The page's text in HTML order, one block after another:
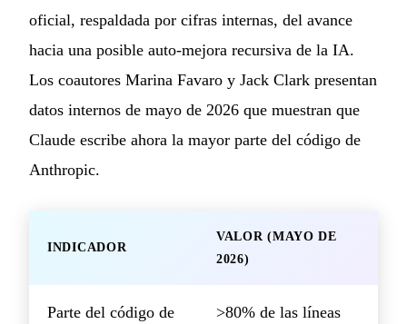
oficial, respaldada por cifras internas, del avance
hacia una posible auto-mejora recursiva de la IA.
Los coautores Marina Favaro y Jack Clark presentan
datos internos de mayo de 2026 que muestran que
Claude escribe ahora la mayor parte del código de
Anthropic.
INDICADOR
VALOR (MAYO DE
2026)
Parte del código de
>80% de las líneas